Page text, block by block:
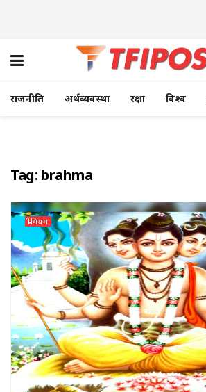
राजनीति अर्थव्यवस्था रक्षा विश्व
Tag: brahma
प्रीमियम